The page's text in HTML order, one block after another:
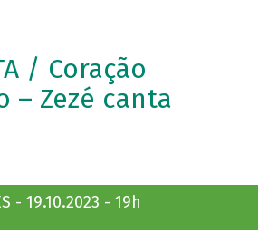
/ Coração
– Zezé canta
- 19.10.2023 - 19h